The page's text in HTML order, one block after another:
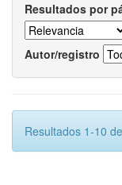
Resultados por
Autor/registro
Resultados 1-10